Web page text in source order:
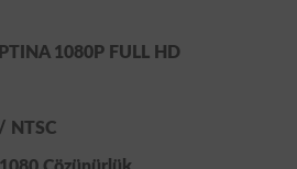
1080P FULL HD
NTSC